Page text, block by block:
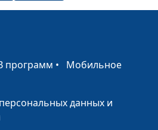
(весна) Апрель
(апрель)
(весна)
программ • Мобильное
данных и